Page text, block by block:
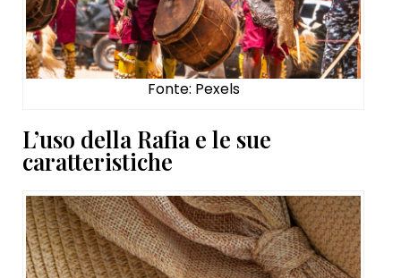
Fonte: Pexels
L’uso della Rafia e le sue
caratteristiche